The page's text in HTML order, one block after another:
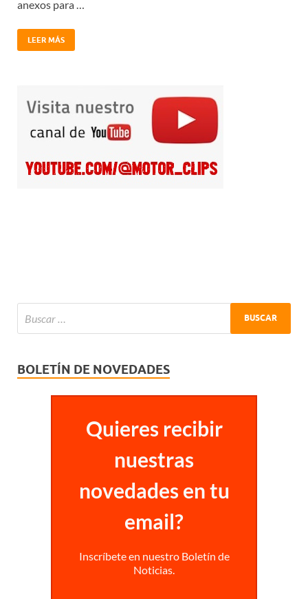
anexos para …
LEER MÁS
BOLETÍN DE NOVEDADES
Quieres recibir
nuestras
novedades en tu
email?
Inscríbete en nuestro Boletín de
Noticias.